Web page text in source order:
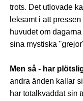
trots. Det utlovade
leksamt i att
huvudet om
sina mystiska
Men så - har
andra änden kallar
har totalkvaddat sin